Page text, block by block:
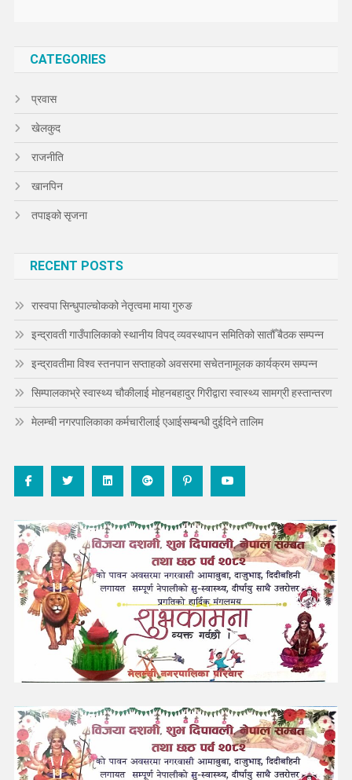
CATEGORIES
प्रवास
खेलकुद
राजनीति
खानपिन
तपाइको सृजना
RECENT POSTS
रास्वपा सिन्धुपाल्चोकको नेतृत्वमा माया गुरुङ
इन्द्रावती गाउँपालिकाको स्थानीय विपद् व्यवस्थापन समितिको सातौँ बैठक सम्पन्न
इन्द्रावतीमा विश्व स्तनपान सप्ताहको अवसरमा सचेतनामूलक कार्यक्रम सम्पन्न
सिम्पालकाभ्रे स्वास्थ्य चौकीलाई मोहनबहादुर गिरीद्वारा स्वास्थ्य सामग्री हस्तान्तरण
मेलम्ची नगरपालिकाका कर्मचारीलाई एआईसम्बन्धी दुईदिने तालिम